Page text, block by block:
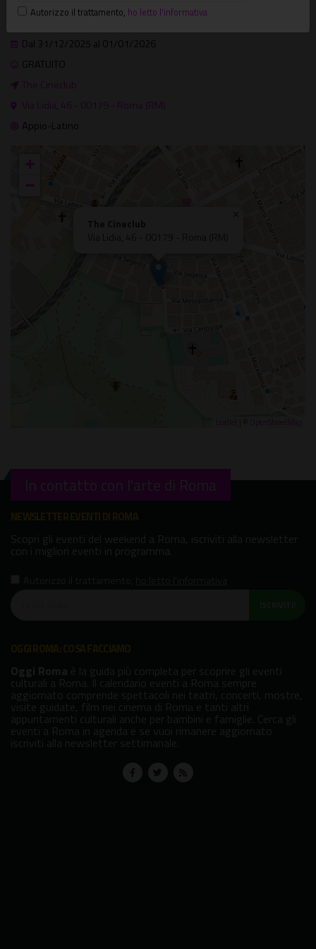
Dal 31/12/2025 al 01/01/2026
GRATUITO
The Cineclub
Via Lidia, 46 - 00179 - Roma (RM)
Appio-Latino
×
+
−
In contatto con l'arte di Roma
Autorizzo il trattamento, ho letto l'informativa